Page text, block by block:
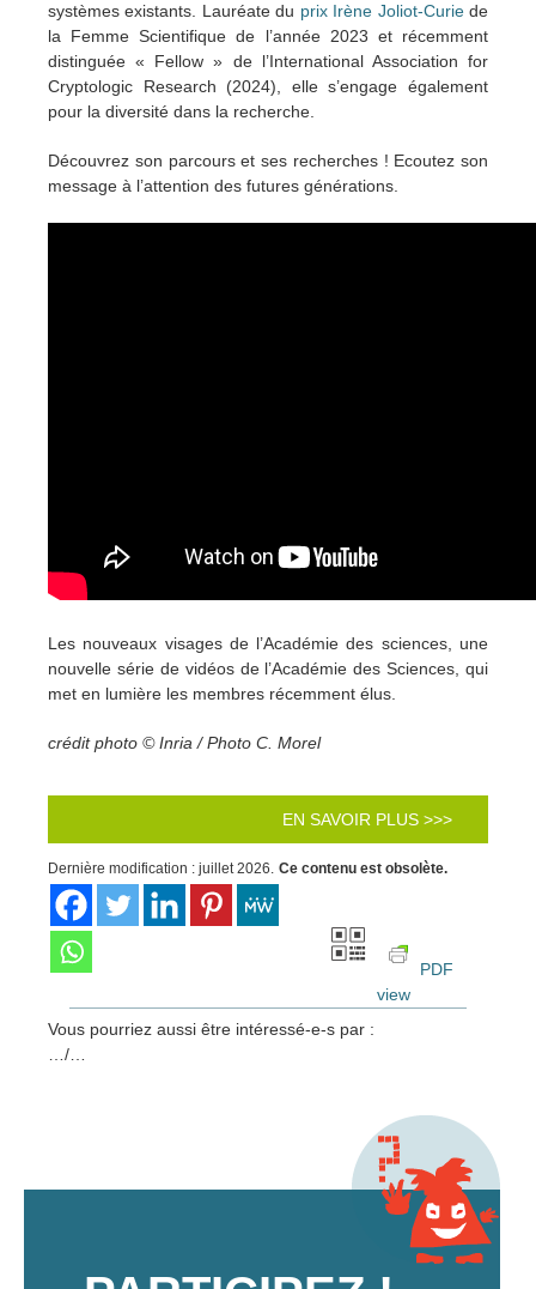
systèmes existants. Lauréate du prix Irène Joliot-Curiede
la Femme Scientifique de l’année 2023 et récemment
distinguée « Fellow » de l’International Association for
Cryptologic Research (2024), elle s’engage également
pour la diversité dans la recherche.
Découvrez son parcours et ses recherches ! Ecoutez son
message à l’attention des futures générations.
Les nouveaux visages de l’Académie des sciences, une
nouvelle série de vidéos de l’Académie des Sciences, qui
met en lumière les membres récemment élus.
crédit photo © Inria / Photo C. Morel
EN SAVOIR PLUS >>>
Dernière modification : juillet 2026. Ce contenu est obsolète.
PDF
view
Vous pourriez aussi être intéressé-e-s par :
…/…